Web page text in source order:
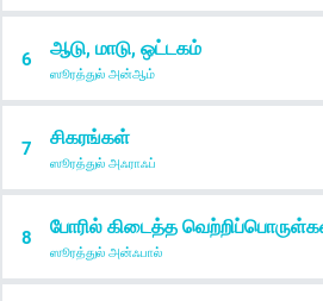
6 ஆடு, மாடு, ஒட்டகம்
ஸூரத்துல் அன்ஆம்
7 சிகரங்கள்
ஸூரத்துல் அஃராஃப்
8 போரில் கிடைத்த
ஸூரத்துல் அன்ஃபால்